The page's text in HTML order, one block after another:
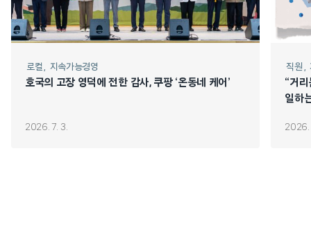
로컬 지속가능경영
호국의 고장 영덕에 전한 감사, 쿠팡 ‘온동네 케어’
2026. 7. 3.
직원
“거
일하
2026.